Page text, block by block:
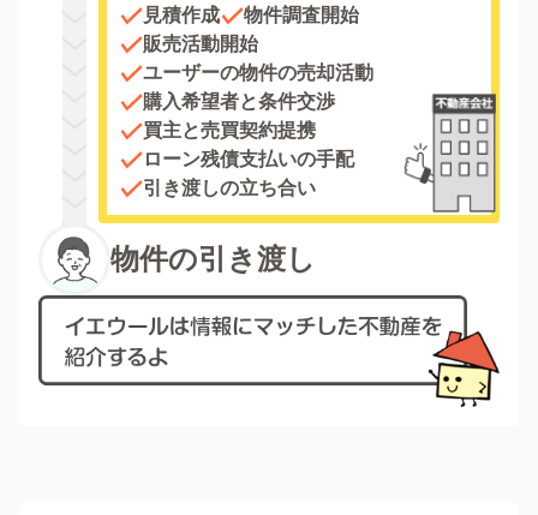
見積作成
物件調査開始
販売活動開始
ユーザーの物件の売却活動
購入希望者と条件交渉
買主と売買契約提携
ローン残債支払いの手配
引き渡しの立ち合い
物件の引き渡し